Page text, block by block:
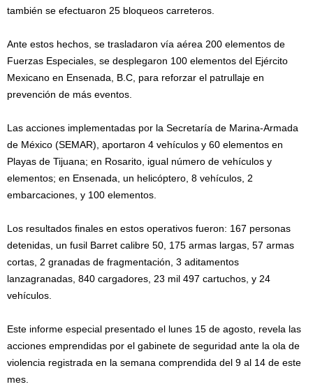
también se efectuaron 25 bloqueos carreteros.
Ante estos hechos, se trasladaron vía aérea 200 elementos de
Fuerzas Especiales, se desplegaron 100 elementos del Ejército
Mexicano en Ensenada, B.C, para reforzar el patrullaje en
prevención de más eventos.
Las acciones implementadas por la Secretaría de Marina-Armada
de México (SEMAR), aportaron 4 vehículos y 60 elementos en
Playas de Tijuana; en Rosarito, igual número de vehículos y
elementos; en Ensenada, un helicóptero, 8 vehículos, 2
embarcaciones, y 100 elementos.
Los resultados finales en estos operativos fueron: 167 personas
detenidas, un fusil Barret calibre 50, 175 armas largas, 57 armas
cortas, 2 granadas de fragmentación, 3 aditamentos
lanzagranadas, 840 cargadores, 23 mil 497 cartuchos, y 24
vehículos.
Este informe especial presentado el lunes 15 de agosto, revela las
acciones emprendidas por el gabinete de seguridad ante la ola de
violencia registrada en la semana comprendida del 9 al 14 de este
mes.